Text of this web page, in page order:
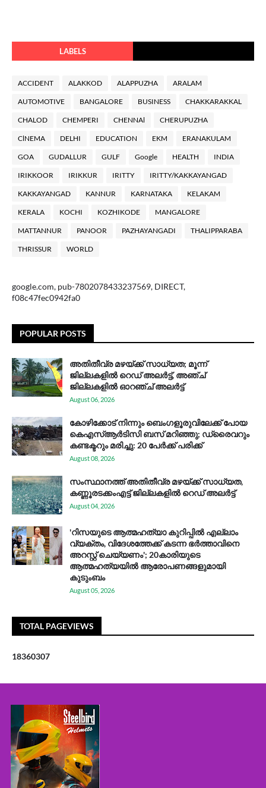
LABELS
ACCIDENT ALAKKOD ALAPPUZHA ARALAM
AUTOMOTIVE BANGALORE BUSINESS CHAKKARAKKAL
CHALOD CHEMPERI CHENNAl CHERUPUZHA
ClNEMA DELHI EDUCATION EKM ERANAKULAM
GOA GUDALLUR GULF Google HEALTH INDIA
IRIKKOOR IRIKKUR IRITTY IRITTY/KAKKAYANGAD
KAKKAYANGAD KANNUR KARNATAKA KELAKAM
KERALA KOCHI KOZHIKODE MANGALORE
MATTANNUR PANOOR PAZHAYANGADI THALIPPARABA
THRISSUR WORLD
google.com, pub-7802078433237569, DIRECT,
f08c47fec0942fa0
POPULAR POSTS
അതിതീവ്ര മഴയ്ക്ക് സാധ്യത; മൂന്ന്
ജില്ലകളിൽ റെഡ് അലർട്ട്, അഞ്ച്
ജില്ലകളിൽ ഓറഞ്ച് അലർട്ട്
August 06, 2026
കോഴിക്കോട് നിന്നും ബെംഗളൂരുവിലേക്ക് പോയ
കെഎസ്ആര്‍ടിസി ബസ് മറിഞ്ഞു; ഡ്രൈവറും
കണ്ടക്ടറും മരിച്ചു: 20 പേര്‍ക്ക് പരിക്ക്
August 08, 2026
സം​സ്ഥാ​ന​ത്ത് അ​തി​തീ​വ്ര മ​ഴ​യ്ക്ക് സാ​ധ്യ​ത,
കണ്ണൂരടക്കംഎ​ട്ട് ജി​ല്ല​ക​ളി​ൽ റെ​ഡ് അ​ലർ​ട്ട്
August 04, 2026
'റിസയുടെ ആത്മഹത്യാ കുറിപ്പിൽ എല്ലാം
വ്യക്തം, വിദേശത്തേക്ക് കടന്ന ഭർത്താവിനെ
അറസ്റ്റ് ചെയ്യണം'; 20കാരിയുടെ
ആത്മഹത്യയിൽ ആരോപണങ്ങളുമായി
കുടുംബം
August 05, 2026
TOTAL PAGEVIEWS
18360307